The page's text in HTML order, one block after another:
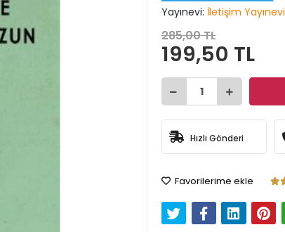
Yayınevi: İletişim Yayınevi
285,00 TL
199,50 TL
Hızlı Gönderi
Favorilerime ekle